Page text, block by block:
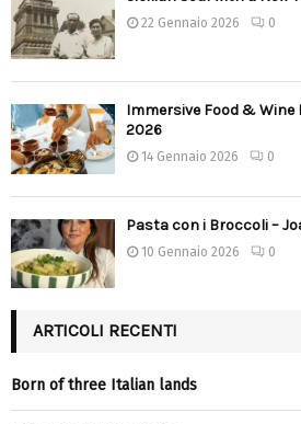
22 Gennaio 2026 0
Immersive Food & Wine
2026
14 Gennaio 2026 0
Pasta con i Broccoli –
10 Gennaio 2026 0
ARTICOLI RECENTI
Born of three Italian lands